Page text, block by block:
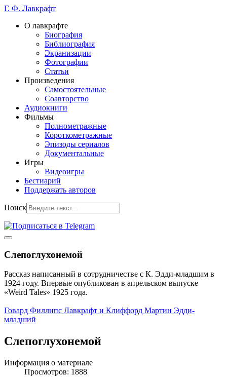
Г. Ф. Лавкрафт
О лавкрафте
Биография
Библиография
Экранизации
Фотографии
Статьи
Произведения
Самостоятельные
Соавторство
Аудиокниги
Фильмы
Полнометражные
Короткометражные
Эпизоды сериалов
Документальные
Игры
Видеоигры
Бестиарий
Поддержать авторов
Поиск
Слепоглухонемой
Рассказ написанный в сотрудничестве с К. Эдди-младшим в
1924 году. Впервые опубликован в апрельском выпуске
«Weird Tales» 1925 года.
Говард Филлипс Лавкрафт и Клиффорд Мартин Эдди-
младший
Слепоглухонемой
Информация о материале
Просмотров: 1888